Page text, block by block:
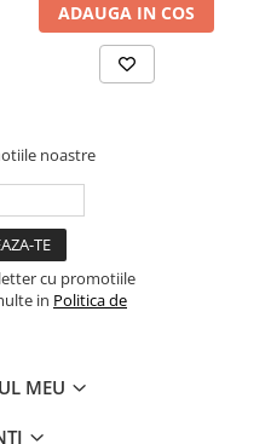
ADAUGA IN COS
noastre
cu promotiile
in Politica de
MEU